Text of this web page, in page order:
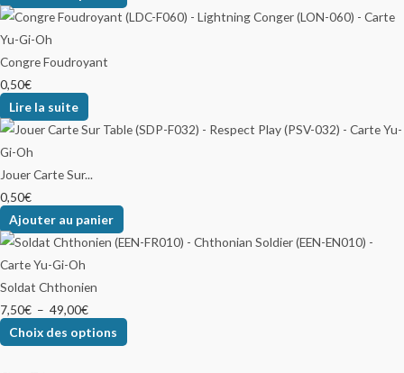
Congre Foudroyant
0,50€
Lire la suite
Jouer Carte Sur...
0,50€
Ajouter au panier
Soldat Chthonien
7,50€ – 49,00€
Choix des options